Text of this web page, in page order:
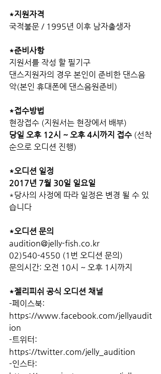
*지원자격
국적불문 / 1995년 이후 남자출생자
*준비사항
지원서를 작성 할 필기구
댄스지원자의 경우 본인이 준비한 댄스음
악(본인 휴대폰에 댄스음원준비)
*접수방법
현장접수 (지원서는 현장에서 배부)
당일 오후 12시 ~ 오후 4시까지 접수 (선착
순으로 오디션 진행)
*오디션 일정
2017년 7월 30일 일요일
*당사의 사정에 따라 일정은 변경 될 수 있
습니다
*오디션 문의
audition@jelly-fish.co.kr
02)540-4550 (1번 오디션 문의)
문의시간: 오전 10시 ~ 오후 1시까지
*젤리피쉬 공식 오디션 채널
-페이스북:
https://www.facebook.com/jellyaudit
ion
-트위터:
https://twitter.com/jelly_audition
-인스타: